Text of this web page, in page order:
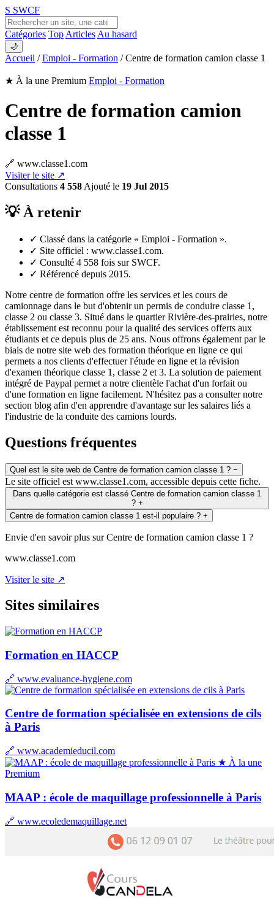
S SWCF
Catégories Top Articles Au hasard
🌙
Accueil /Emploi - Formation /Centre de formation camion classe 1
★ À la une Premium Emploi - Formation
Centre de formation camion
classe 1
🔗 www.classe1.com
Visiter le site ↗
Consultations 4 558 Ajouté le 19 Jul 2015
💡 À retenir
✓ Classé dans la catégorie « Emploi - Formation ».
✓ Site officiel : www.classe1.com.
✓ Consulté 4 558 fois sur SWCF.
✓ Référencé depuis 2015.
Notre centre de formation offre les services et les cours de
camionnage dans le but d'obtenir un permis de conduire classe 1,
classe 2 ou classe 3. Situé dans le quartier Rivière-des-prairies, notre
établissement est reconnu pour la qualité des services offerts aux
étudiants et ce depuis plus de 25 ans. Nous offrons également par le
biais de notre site web des formation théorique en ligne ce qui
permets a nos clients d'effectuer l'étude en ligne et la révision
d'examen théorique classe 1, classe 2 et 3. La solution de paiement
intégré de Paypal permet a notre clientèle l'achat d'un forfait ou
d'une formation en ligne facilement. N'hésitez pas a consulter notre
section blog afin d'en apprendre d'avantage sur les salaires liés a
l'industrie de la conduite des camions lourds.
Questions fréquentes
Quel est le site web de Centre de formation camion classe 1 ? −
Le site officiel est www.classe1.com, accessible depuis cette fiche.
Dans quelle catégorie est classé Centre de formation camion classe 1
? +
Centre de formation camion classe 1 est-il populaire ? +
Envie d'en savoir plus sur Centre de formation camion classe 1 ?
www.classe1.com
Visiter le site ↗
Sites similaires
Formation en HACCP
🔗 www.evaluance-hygiene.com
Centre de formation spécialisée en extensions de cils
à Paris
🔗 www.academieducil.com
★ À la une
Premium
MAAP : école de maquillage professionnelle à Paris
🔗 www.ecoledemaquillage.net